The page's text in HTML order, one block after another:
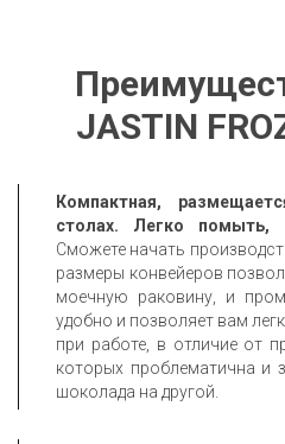
JASTIN
Компактная,
столах. Легко помыть,
Сможете начать
размеры конвейеров
моечную раковину, и
удобно и позволяет вам
при работе, в отличие от
которых проблематична и
шоколада на другой.